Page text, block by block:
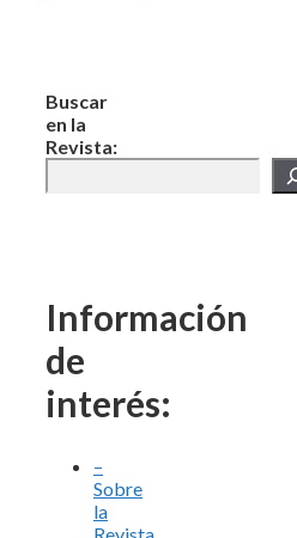
Buscar
en la
Revista:
Información
de
interés:
–
Sobre
la
Revista